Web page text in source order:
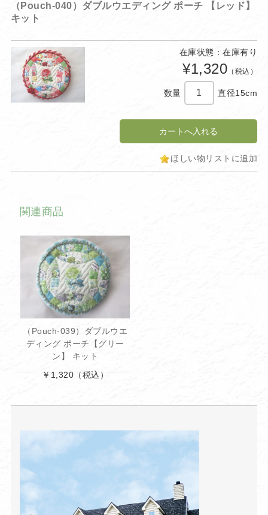
（Pouch-040）ダブルウエディング ポーチ 【レッド】
キット
在庫状態：在庫有り
¥1,320 （税込）
数量 直径15cm
ほしい物リストに追加
関連商品
（Pouch-039）ダブルウエ
ディング ポーチ【グリー
ン】 キット
￥1,320 （税込）